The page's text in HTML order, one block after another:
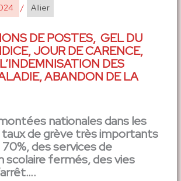
/ Allier
DE POSTES, GEL DU
JOUR DE CARENCE,
DES
ABANDON DE LA
nationales dans les
de grève très importants
des services de
scolaire fermés, des vies